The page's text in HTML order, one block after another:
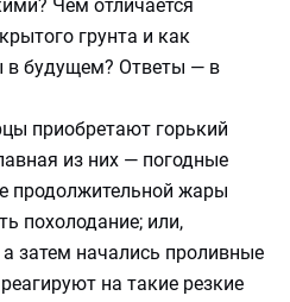
Чем отличается
грунта и как
в будущем? Ответы — в
приобретают горький
из них — погодные
продолжительной жары
похолодание; или,
а затем начались проливные
на такие резкие